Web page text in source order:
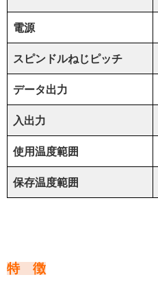
電源
スピンドルねじピッチ
データ出力
入出力
使用温度範囲
保存温度範囲
特 徴